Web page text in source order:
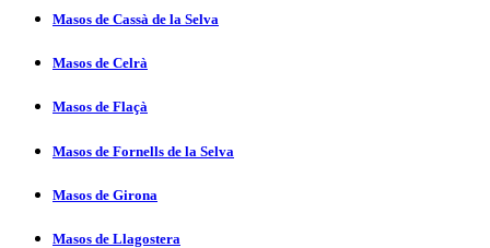
Masos de Cassà de la Selva
Masos de Celrà
Masos de Flaçà
Masos de Fornells de la Selva
Masos de Girona
Masos de Llagostera